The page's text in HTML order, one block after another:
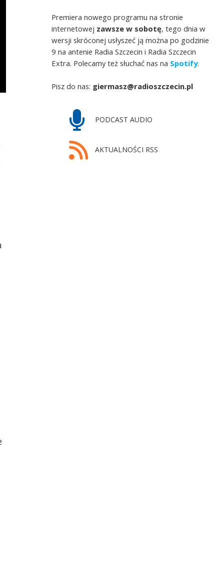
Premiera nowego programu na stronie
internetowej zawsze w sobotę, tego dnia w
wersji skróconej usłyszeć ją można po godzinie
9 na antenie Radia Szczecin i Radia Szczecin
Extra. Polecamy też słuchać nas na Spotify.
Pisz do nas: giermasz@radioszczecin.pl
PODCAST AUDIO
AKTUALNOŚCI RSS